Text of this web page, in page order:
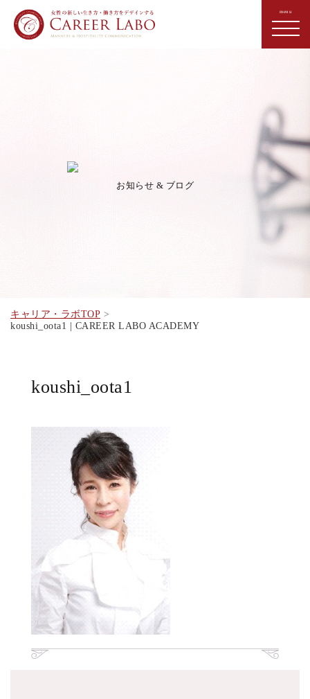
お知らせ & ブログ
キャリア・ラボTOP
koushi_oota1 | CAREER LABO ACADEMY
koushi_oota1